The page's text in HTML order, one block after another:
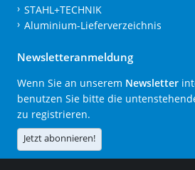
STAHL+TECHNIK
Aluminium-Lieferverzeichnis
Newsletteranmeldung
Wenn Sie an unserem Newsletter
benutzen Sie bitte die
zu registrieren.
Jetzt abonnieren!